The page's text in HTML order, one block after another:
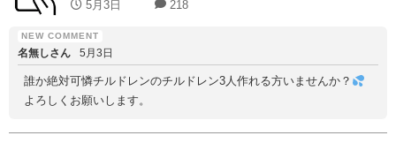
5月3日 218
名無しさん 5月3日
誰か絶対可憐チルドレンのチルドレン3人作れる方いませんか？
よろしくお願いします。